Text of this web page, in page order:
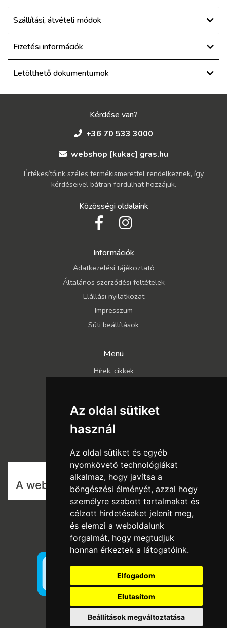
Az oldal sütiket
használ
Az oldal sütiket és egyéb
nyomkövető technológiákat
alkalmaz, hogy javítsa a
böngészési élményét, azzal hogy
személyre szabott tartalmakat és
célzott hirdetéseket jelenít meg,
és elemzi a weboldalunk
forgalmát, hogy megtudjuk
honnan érkeztek a látogatóink.
Elfogadom
Elutasítom
Beállítások megváltoztatása
Szállítási, átvételi módok
Fizetési információk
Letölthető dokumentumok
Kérdése van?
+36 70 533 3000
webshop [kukac] gras.hu
Értékesítőink széles termékismerettel rendelkeznek, így
kérdéseivel bátran fordulhat hozzájuk.
Közösségi oldalaink
Információk
Adatkezelési tájékoztató
Általános szerződési feltételek
Elállási nyilatkozat
Impresszum
Süti beállítások
Menü
Hírek, cikkek
Rólunk
Szállítás és fizetés